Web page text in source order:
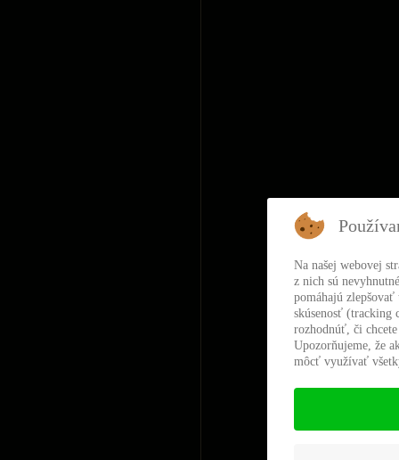
Na našej webovej
z nich sú
pomáhajú
skúsenosť (tracking
rozhodnúť, či
Upozorňujeme, že
môcť využívať